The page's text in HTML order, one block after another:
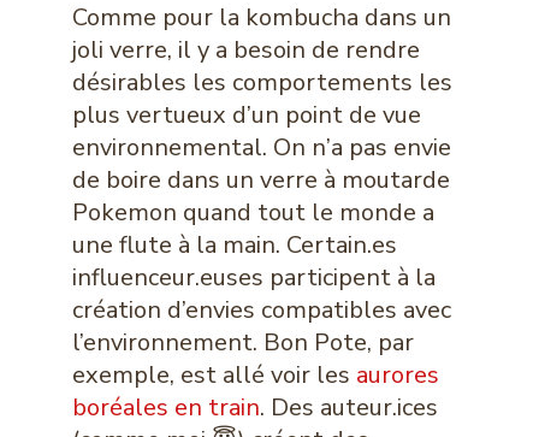
Comme pour la kombucha dans un
joli verre, il y a besoin de rendre
désirables les comportements les
plus vertueux d’un point de vue
environnemental. On n’a pas envie
de boire dans un verre à moutarde
Pokemon quand tout le monde a
une flute à la main. Certain.es
influenceur.euses participent à la
création d’envies compatibles avec
l’environnement. Bon Pote, par
exemple, est allé voir les aurores
boréales en train. Des auteur.ices